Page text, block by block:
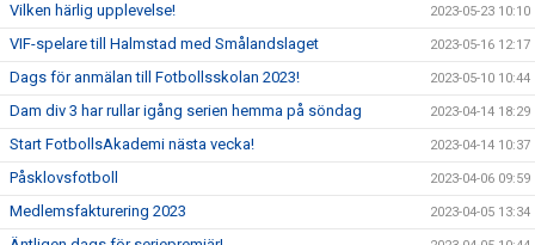
Vilken härlig upplevelse! 2023-05-23 10:10
VIF-spelare till Halmstad med Smålandslaget 2023-05-16 12:17
Dags för anmälan till Fotbollsskolan 2023! 2023-05-10 10:44
Dam div 3 har rullar igång serien hemma på söndag 2023-04-14 18:29
Start FotbollsAkademi nästa vecka! 2023-04-14 10:37
Påsklovsfotboll 2023-04-06 09:59
Medlemsfakturering 2023 2023-04-05 13:34